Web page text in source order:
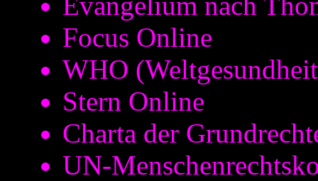
Focus Online
WHO
Stern Online
Charta der
UN-